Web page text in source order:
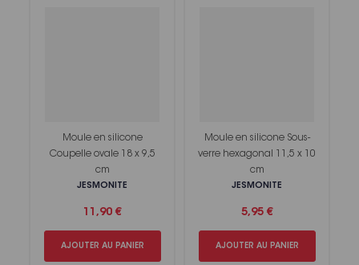
Moule en silicone
Coupelle ovale 18 x 9,5
cm
JESMONITE
11,90 €
AJOUTER AU PANIER
Moule en silicone Sous-
verre hexagonal 11,5 x 10
cm
JESMONITE
5,95 €
AJOUTER AU PANIER